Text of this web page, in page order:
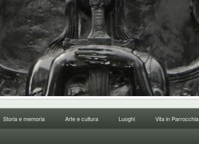
Storia e memoria Arte e cultura Luoghi Vita in Parrocchia